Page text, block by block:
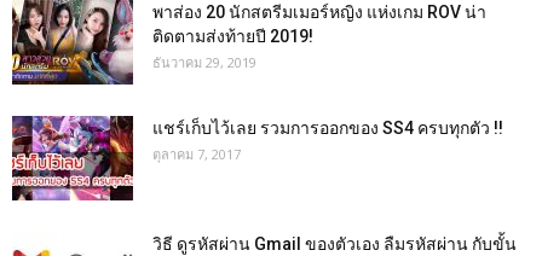
พาส่อง 20 นักสตรีมเมอร์หญิง แห่งเกม ROV น่า
ติดตามส่งท้ายปี 2019!
ธันวาคม 29, 2019
แชร์เก็บไว้เลย รวมการออกของ SS4 ครบทุกตัว !!
ตุลาคม 7, 2017
วิธี ดูรหัสผ่าน Gmail ของตัวเอง ลืมรหัสผ่าน กับขั้น